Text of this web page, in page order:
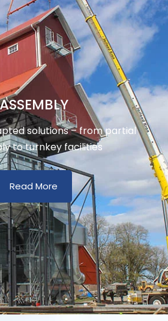
solutions – from partial
to turnkey facilities
Read More